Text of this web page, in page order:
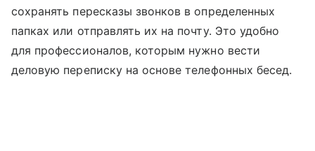
сохранять пересказы звонков в определенных
папках или отправлять их на почту. Это удобно
для профессионалов, которым нужно вести
деловую переписку на основе телефонных бесед.